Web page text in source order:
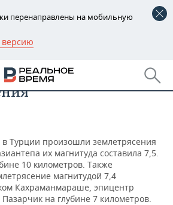
перенаправлены на мобильную
ПФО
мощные
в Турции произошли землетрясения
их магнитуда составила 7,5.
10 километров. Также
магнитудой 7,4
Кахраманмараше, эпицентр
на глубине 7 километров.